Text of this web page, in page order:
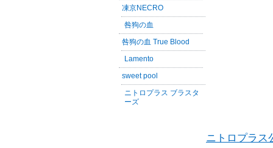
凍京NECRO
咎狗の血
咎狗の血 True Blood
Lamento
sweet pool
ニトロプラス ブラスタ
ーズ
ニトロプラス